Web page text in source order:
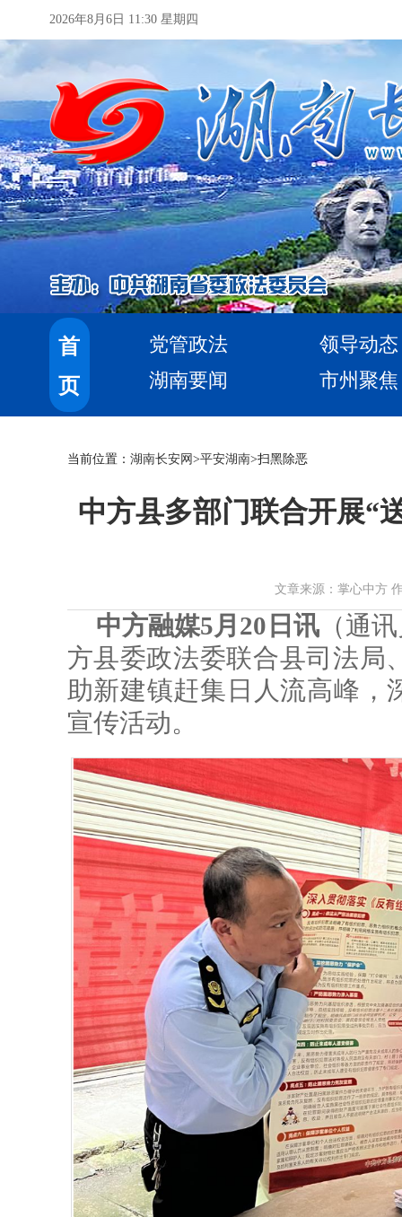
2026年8月6日 11:30 星期四
首
页
党管政法
领导动态
湖南要闻
市州聚焦
当前位置： 湖南长安网 >平安湖南>扫黑除恶
中方县多部门联合开展“
文章来源：掌心中方
中方融媒5月20日讯（通
方县委政法委联合县司法局
助新建镇赶集日人流高峰，
宣传活动。